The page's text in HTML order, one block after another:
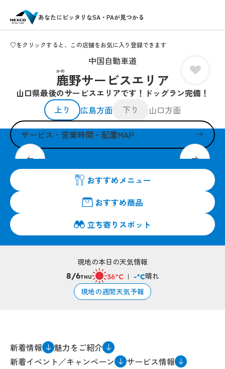
あなたにピッタリなSA・PAが見つかる
♡をクリックすると、この店舗をお気に入り登録できます
中国自動車道
鹿野サービスエリア
かの
山口県最後のサービスエリアです！ドッグラン完備！
上り
広島方面 下り 山口方面
サービス・営業時間・配置MAP
山口から九州土産まで幅広く取り扱い！
おすすめメニュー
おすすめ商品
立ち寄りスポット
現地の本日の天気情報
8/6THU 36°C -°C晴れ
現地の週間天気予報
新着情報
魅力をご紹介
新着イベント／キャンペーン
サービス情報